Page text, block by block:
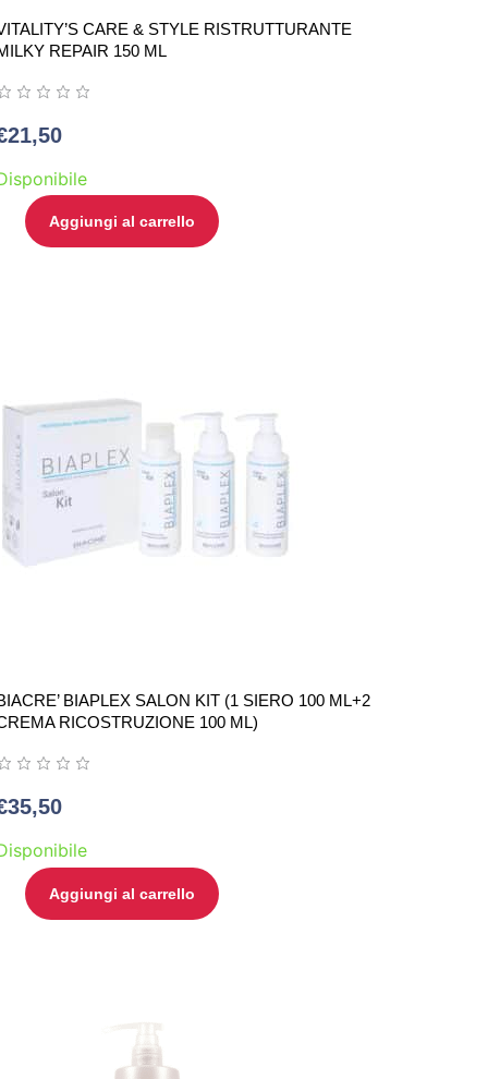
CARE & STYLE RISTRUTTURANTE
REPAIR 150 ML
21,50
Aggiungi al carrello
BIAPLEX SALON KIT (1 SIERO 100 ML+2
RICOSTRUZIONE 100 ML)
35,50
Aggiungi al carrello